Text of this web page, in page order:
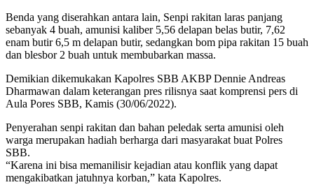
Benda yang diserahkan antara lain, Senpi rakitan laras panjang
sebanyak 4 buah, amunisi kaliber 5,56 delapan belas butir, 7,62
enam butir 6,5 m delapan butir, sedangkan bom pipa rakitan 15 buah
dan blesbor 2 buah untuk membubarkan massa.
Demikian dikemukakan Kapolres SBB AKBP Dennie Andreas
Dharmawan dalam keterangan pres rilisnya saat komprensi pers di
Aula Pores SBB, Kamis (30/06/2022).
Penyerahan senpi rakitan dan bahan peledak serta amunisi oleh
warga merupakan hadiah berharga dari masyarakat buat Polres
SBB.
“Karena ini bisa memanilisir kejadian atau konflik yang dapat
mengakibatkan jatuhnya korban,” kata Kapolres.